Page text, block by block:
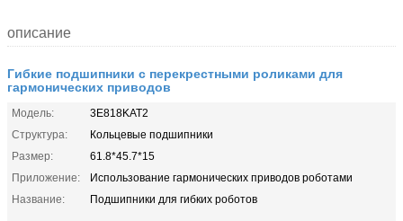
описание
Гибкие подшипники с перекрестными роликами для
гармонических приводов
Модель:
3E818KAT2
Структура:
Кольцевые подшипники
Размер:
61.8*45.7*15
Приложение:
Использование гармонических приводов роботами
Название:
Подшипники для гибких роботов